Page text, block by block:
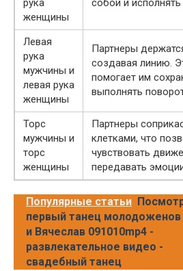
рука
женщины
собой и
Левая
рука
мужчины и
левая рука
женщины
Партнеры
создавая линию.
помогает им
выполнять
Торс
мужчины и
торс
женщины
Партнеры
клетками, что
чувствовать
передавать
Популярные статьи
первый танец молодоженов
и Вячеслав 091010mp4 -
развлекательное видео -
свадебный танец